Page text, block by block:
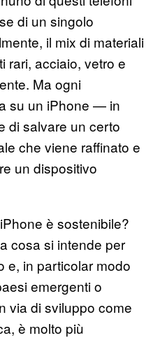
di un singolo
il mix di materiali
rari, acciaio, vetro e
Ma ogni
su un iPhone — in
di salvare un certo
che viene raffinato e
un dispositivo
è sostenibile?
cosa si intende per
e, in particolar modo
emergenti o
via di sviluppo come
è molto più